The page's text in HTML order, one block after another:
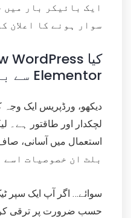
ایک بائیکر بار میں
سوار ہونے کا اعلان
Elementor سے بہتر ہے؟
دیکھو، ورڈپریس ایک وجہ
لچکدار اور طاقتور ہے۔
بلٹ ان خصوصیات اسے
سوائے… اگر آپ ایک سپر
حسب ضرورت پر ترقی